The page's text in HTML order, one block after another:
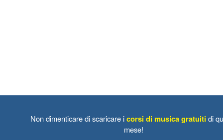
Non dimenticare di scaricare icorsi di musica gratuiti di
mese!